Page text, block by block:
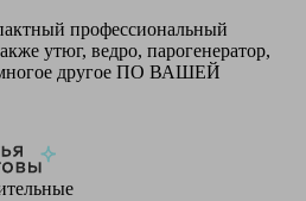
профессиональный
утюг, ведро, парогенератор,
многое другое ПО ВАШЕЙ